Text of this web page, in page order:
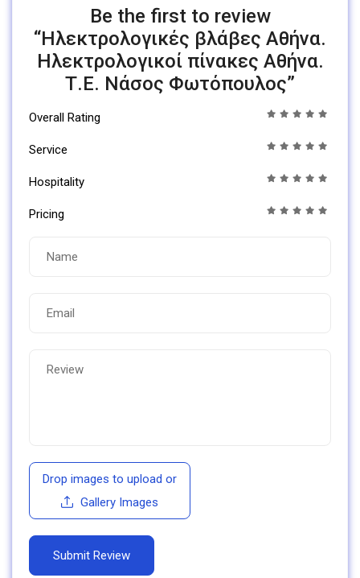
Be the first to review
“Ηλεκτρολογικές βλάβες Αθήνα.
Ηλεκτρολογικοί πίνακες Αθήνα.
Τ.Ε. Νάσος Φωτόπουλος”
Overall Rating
Service
Hospitality
Pricing
Drop images to upload or
Gallery Images